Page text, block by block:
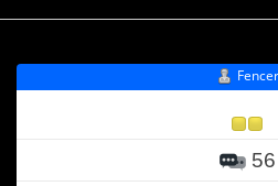
Fencer
56